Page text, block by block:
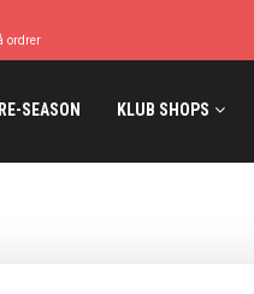
ordrer
SEASON KLUB SHOPS